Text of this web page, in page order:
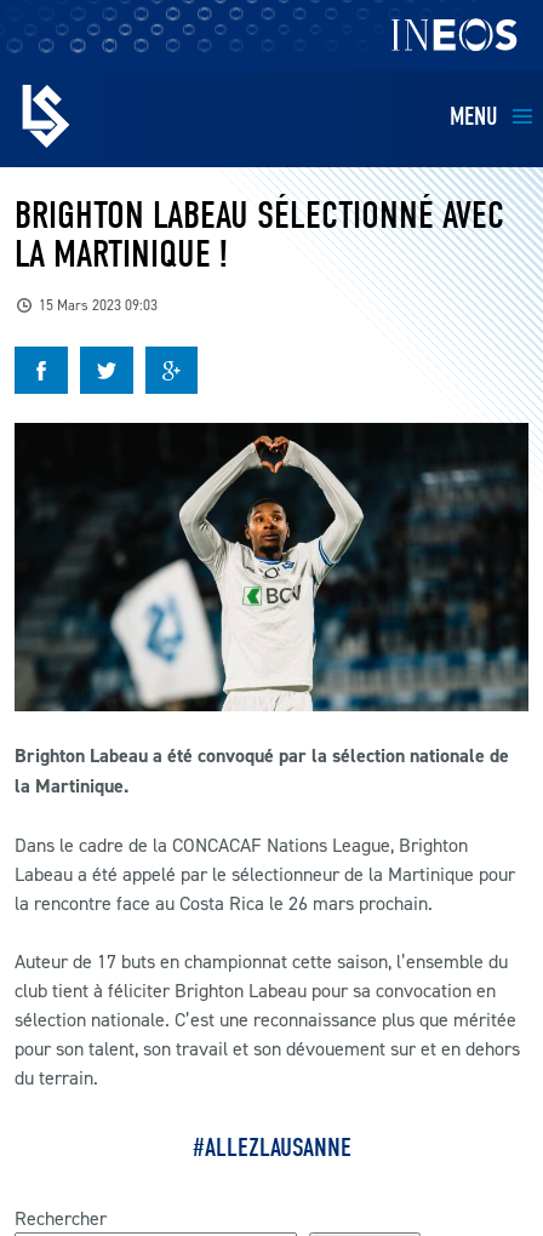
MENU
EQUIPES
BILLETTERIE
KIDS
RESTAURATION
CLUB
CONTACT
LS E-SHOP
LS ACADEMY CAMPS
PRESSE ET MEDIAS
BRIGHTON LABEAU SÉLECTIONNÉ AVEC
LA MARTINIQUE !
15 Mars 2023 09:03
Brighton Labeau a été convoqué par la sélection nationale de
la Martinique.
Dans le cadre de la CONCACAF Nations League, Brighton
Labeau a été appelé par le sélectionneur de la Martinique pour
la rencontre face au Costa Rica le 26 mars prochain.
Auteur de 17 buts en championnat cette saison, l’ensemble du
club tient à féliciter Brighton Labeau pour sa convocation en
sélection nationale. C’est une reconnaissance plus que méritée
pour son talent, son travail et son dévouement sur et en dehors
du terrain.
#ALLEZLAUSANNE
Rechercher